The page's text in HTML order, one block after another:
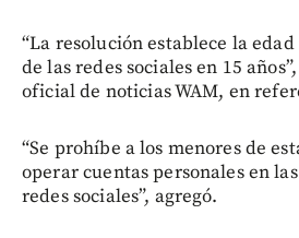
“La resolución establece la
de las redes sociales en 15
oficial de noticias WAM, en
“Se prohíbe a los menores de
operar cuentas personales en
redes sociales”, agregó.